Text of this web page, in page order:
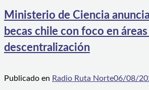
Ministerio de Ciencia
becas chile con foco en
descentralización
Publicado en Radio Ruta Norte06/08/